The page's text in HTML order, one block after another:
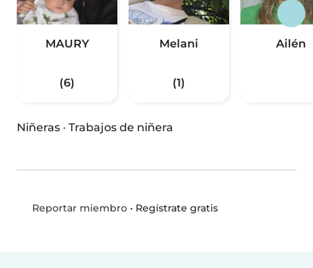
MAURY
(6)
Melani
(1)
Ailén
Niñeras · Trabajos de niñera
Reportar miembro• Regístrate gratis